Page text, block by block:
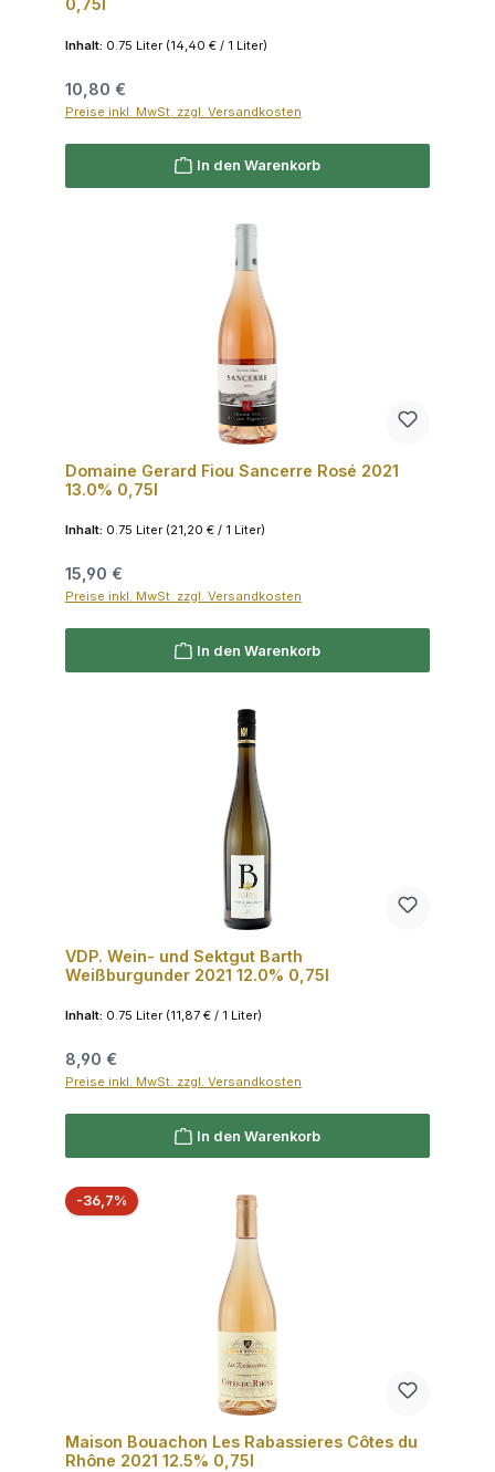
0,75l
Inhalt: 0.75 Liter (14,40 € / 1 Liter)
Regulärer Preis:
10,80 €
Preise inkl. MwSt. zzgl. Versandkosten
In den Warenkorb
Domaine Gerard Fiou Sancerre Rosé 2021
13.0% 0,75l
Inhalt: 0.75 Liter (21,20 € / 1 Liter)
Regulärer Preis:
15,90 €
Preise inkl. MwSt. zzgl. Versandkosten
In den Warenkorb
VDP. Wein- und Sektgut Barth
Weißburgunder 2021 12.0% 0,75l
Inhalt: 0.75 Liter (11,87 € / 1 Liter)
Regulärer Preis:
8,90 €
Preise inkl. MwSt. zzgl. Versandkosten
In den Warenkorb
-36,7%Rabatt
Maison Bouachon Les Rabassieres Côtes du
Rhône 2021 12.5% 0,75l